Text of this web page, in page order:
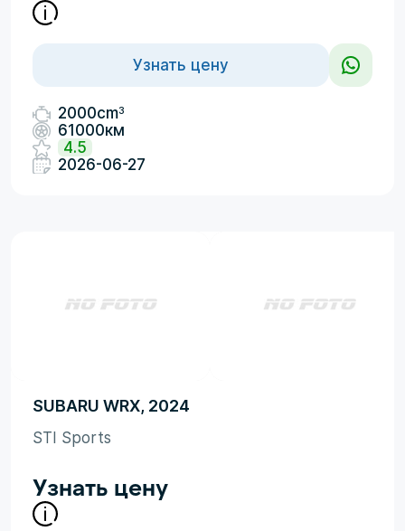
Узнать цену
2000cm3
61000км
4.5
2026-06-27
SUBARU WRX, 2024
STI Sports
Узнать цену